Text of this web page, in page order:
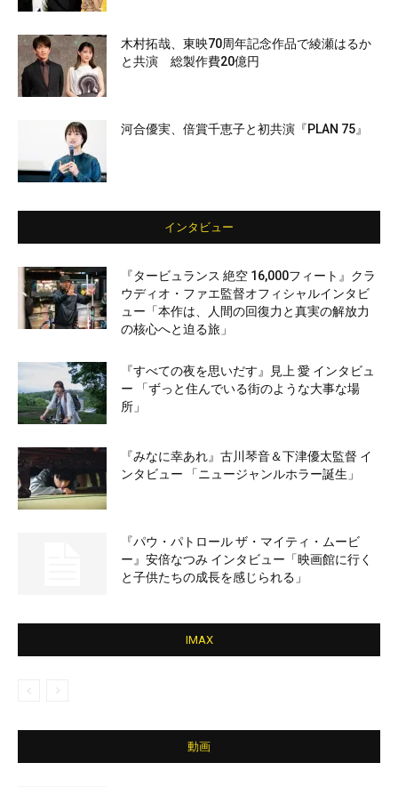
木村拓哉、東映70周年記念作品で綾瀬はるか
と共演 総製作費20億円
河合優実、倍賞千恵子と初共演『PLAN 75』
インタビュー
『タービュランス 絶空 16,000フィート』クラ
ウディオ・ファエ監督オフィシャルインタビ
ュー「本作は、人間の回復力と真実の解放力
の核心へと迫る旅」
『すべての夜を思いだす』見上 愛 インタビュ
ー 「ずっと住んでいる街のような大事な場
所」
『みなに幸あれ』古川琴音＆下津優太監督 イ
ンタビュー 「ニュージャンルホラー誕生」
『パウ・パトロール ザ・マイティ・ムービ
ー』安倍なつみ インタビュー「映画館に行く
と子供たちの成長を感じられる」
IMAX
動画